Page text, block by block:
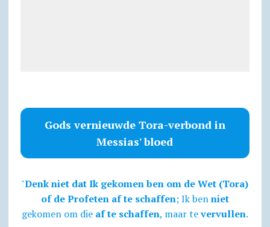
Gods vernieuwde Tora-verbond in
Messias' bloed
"Denk niet dat Ik gekomen ben om de Wet (Tora)
of de Profeten af te schaffen; Ik benniet
gekomen om die af te schaffen, maar tevervullen.